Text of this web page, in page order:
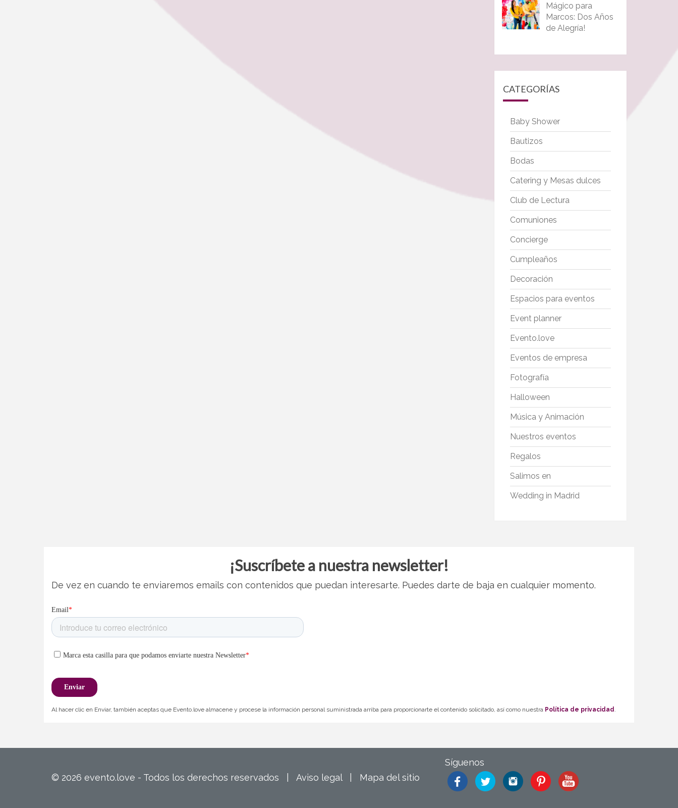
Mágico para
Marcos: Dos Años
de Alegría!
CATEGORÍAS
Baby Shower
Bautizos
Bodas
Catering y Mesas dulces
Club de Lectura
Comuniones
Concierge
Cumpleaños
Decoración
Espacios para eventos
Event planner
Evento.love
Eventos de empresa
Fotografía
Halloween
Música y Animación
Nuestros eventos
Regalos
Salimos en
Wedding in Madrid
¡Suscríbete a nuestra newsletter!
De vez en cuando te enviaremos emails con contenidos que puedan interesarte. Puedes darte de baja en cualquier momento.
Al hacer clic en Enviar, también aceptas que Evento.love almacene y procese la información personal suministrada arriba para proporcionarte el contenido solicitado, así como nuestra Política de privacidad.
© 2026 evento.love - Todos los derechos reservados | Aviso legal| Mapa del sitio
Síguenos